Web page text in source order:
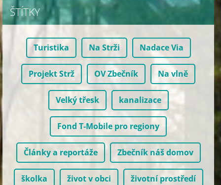
ŠTÍTKY
Turistika Na Strži Nadace Via
Projekt Strž OV Zbečník Na vlně
Velký třesk kanalizace
Fond T-Mobile pro regiony
Články a reportáže Zbečník náš domov
školka život v obci životní prostředí